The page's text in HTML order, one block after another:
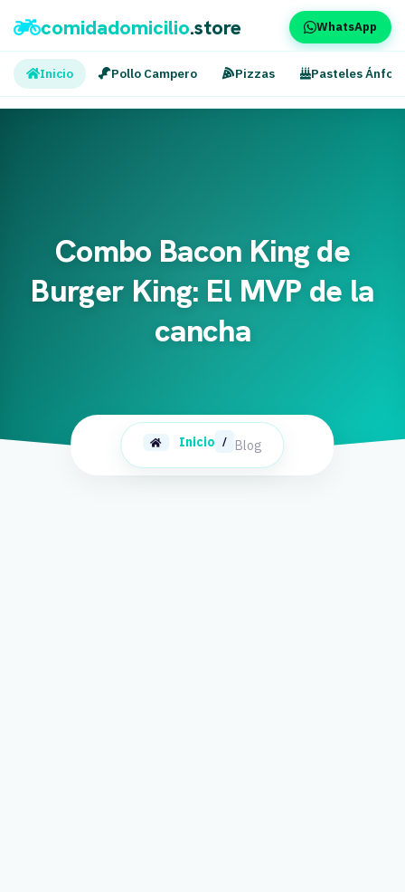
comidadomicilio.store WhatsApp
Inicio Pollo Campero Pizzas Pasteles Ánfora
Combo Bacon King de
Burger King: El MVP de la
cancha
Inicio / Blog